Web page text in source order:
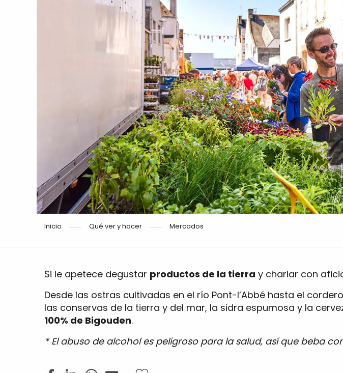
Inicio Qué ver y hacer Mercados
Si le apetece degustar productos de la tierra y charlar con
Desde las ostras cultivadas en el río Pont-l’Abbé hasta el
las conservas de la tierra y del mar, la sidra espumosa y la
100% de Bigouden.
* El abuso de alcohol es peligroso para la salud, así que beba